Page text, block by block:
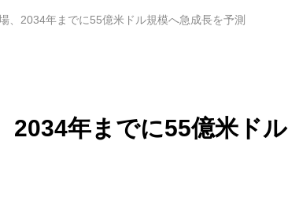
、2034年までに55億米ドル規模へ急成長を予測
2034年までに55億米ドル